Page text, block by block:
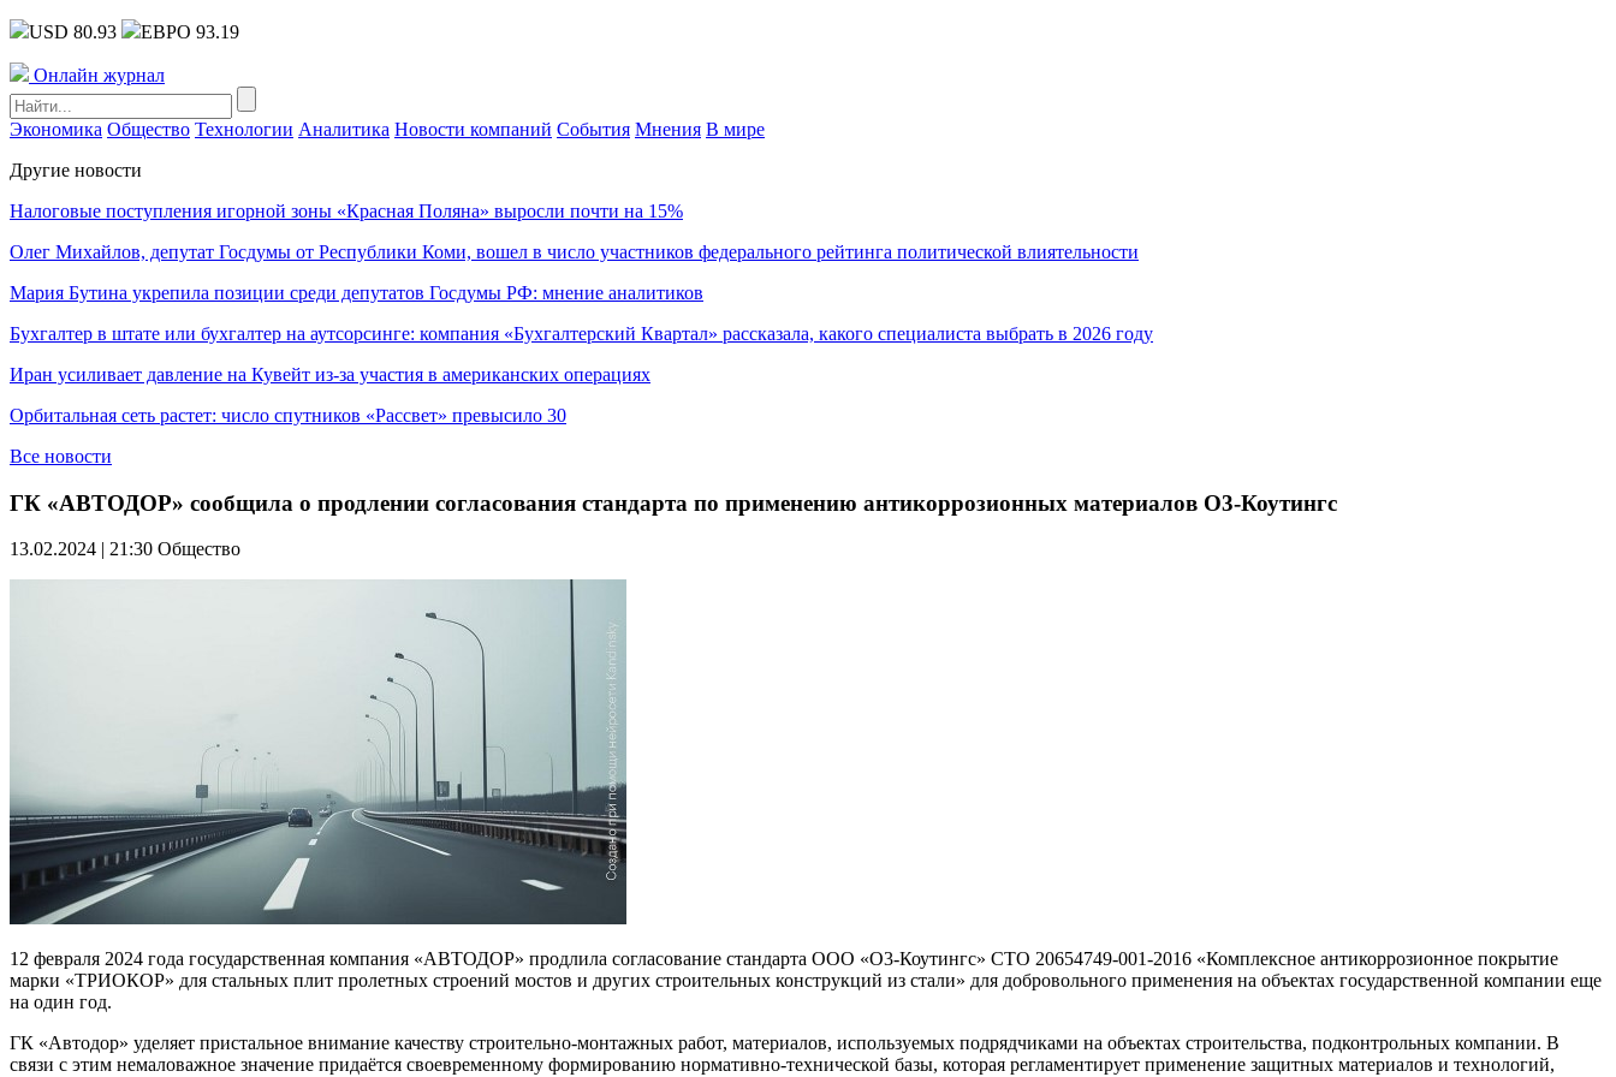
USD 80.93 ЕВРО 93.19
Онлайн журнал
Экономика Общество Технологии Аналитика Новости компаний События Мнения В мире
Другие новости
Налоговые поступления игорной зоны «Красная Поляна» выросли почти на 15%
Олег Михайлов, депутат Госдумы от Республики Коми, вошел в число участников федерального рейтинга политической влиятельности
Мария Бутина укрепила позиции среди депутатов Госдумы РФ: мнение аналитиков
Бухгалтер в штате или бухгалтер на аутсорсинге: компания «Бухгалтерский Квартал» рассказала, какого специалиста выбрать в 2026 году
Иран усиливает давление на Кувейт из-за участия в американских операциях
Орбитальная сеть растет: число спутников «Рассвет» превысило 30
Все новости
ГК «АВТОДОР» сообщила о продлении согласования стандарта по применению антикоррозионных материалов О3-Коутингс
13.02.2024 | 21:30 Общество
12 февраля 2024 года государственная компания «АВТОДОР» продлила согласование стандарта ООО «О3-Коутингс» СТО 20654749-001-2016 «Комплексное антикоррозионное покрытие
марки «ТРИОКОР» для стальных плит пролетных строений мостов и других строительных конструкций из стали» для добровольного применения на объектах государственной компании еще
на один год.
ГК «Автодор» уделяет пристальное внимание качеству строительно-монтажных работ, материалов, используемых подрядчиками на объектах строительства, подконтрольных компании. В
связи с этим немаловажное значение придаётся своевременному формированию нормативно-технической базы, которая регламентирует применение защитных материалов и технологий,